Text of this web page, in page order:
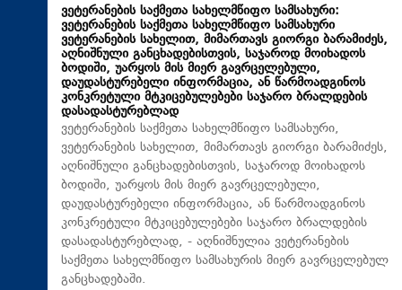
ვეტერანების საქმეთა სახელმწიფო სამსახური:
ვეტერანების საქმეთა სახელმწიფო სამსახური
ვეტერანების სახელით, მიმართავს გიორგი ბარამიძეს,
აღნიშნული განცხადებისთვის, საჯაროდ მოიხადოს
ბოდიში, უარყოს მის მიერ გავრცელებული,
დაუდასტურებელი ინფორმაცია, ან წარმოადგინოს
კონკრეტული მტკიცებულებები საჯარო ბრალდების
დასადასტურებლად
ვეტერანების საქმეთა სახელმწიფო სამსახური,
ვეტერანების სახელით, მიმართავს გიორგი ბარამიძეს,
აღნიშნული განცხადებისთვის, საჯაროდ მოიხადოს
ბოდიში, უარყოს მის მიერ გავრცელებული,
დაუდასტურებელი ინფორმაცია, ან წარმოადგინოს
კონკრეტული მტკიცებულებები საჯარო ბრალდების
დასადასტურებლად, - აღნიშნულია ვეტერანების
საქმეთა სახელმწიფო სამსახურის მიერ გავრცელებულ
განცხადებაში.